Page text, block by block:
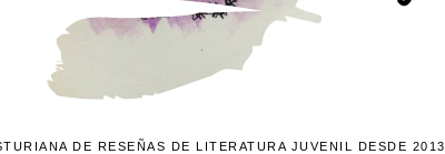
DE RESEÑAS DE LITERATURA JUVENIL DESDE 2013